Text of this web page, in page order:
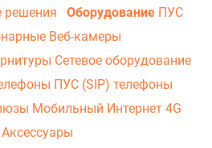
решения Оборудование ПУС
Веб-камеры
Сетевое оборудование
ПУС (SIP) телефоны
Мобильный Интернет 4G
Аксессуары